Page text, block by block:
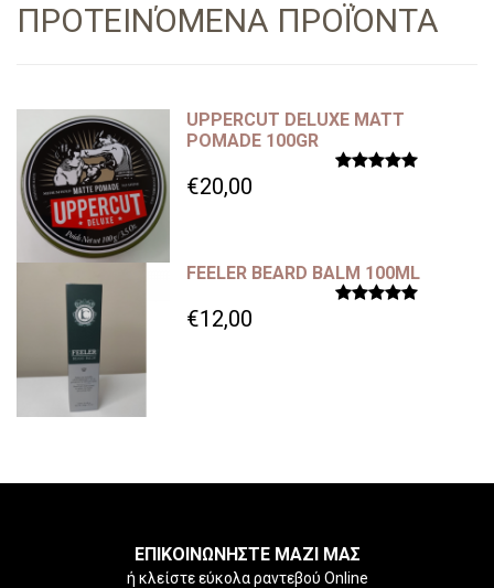
ΠΡΟΤΕΙΝΌΜΕΝΑ ΠΡΟΪΌΝΤΑ
UPPERCUT DELUXE MATT
POMADE 100GR
€20,00
FEELER BEARD BALM 100ML
€12,00
ΕΠΙΚΟΙΝΩΝΗΣΤΕ ΜΑΖΙ ΜΑΣ
ή κλείστε εύκολα ραντεβού Online